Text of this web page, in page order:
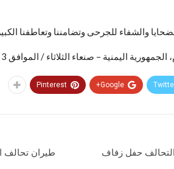
والشفاء للجرحى وتضامننا وتعاطفنا
اليمنية – صنعاء الثلاثاء / الموافق 3 يوليو 2018م.
Google+
Pinterest
التحالف حفل زفاف
طيران تحالف